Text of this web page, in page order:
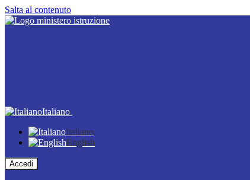
Salta al contenuto
Italiano
Italiano
English
Accedi